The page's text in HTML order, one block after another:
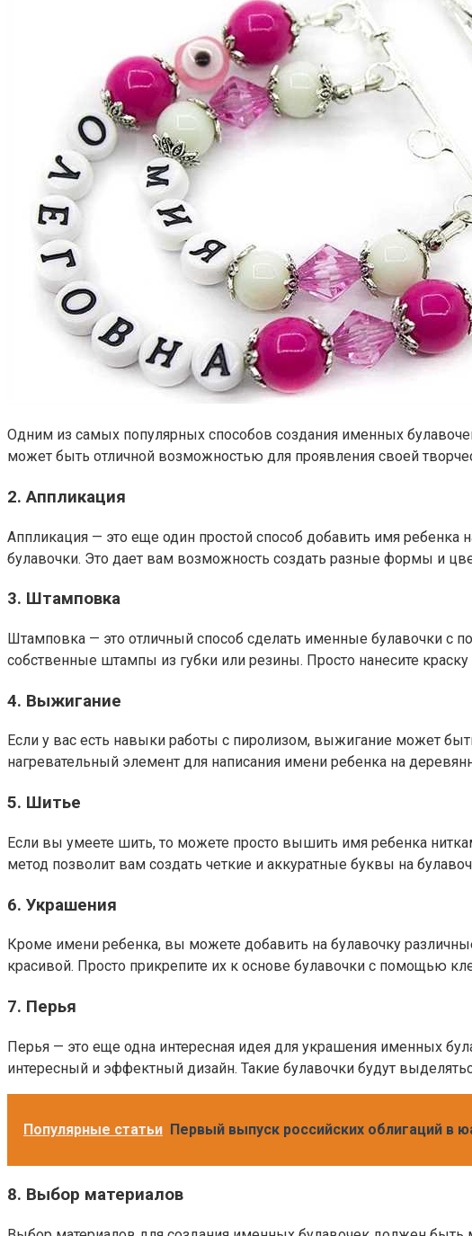
Одним из самых популярных способов создания именных
может быть отличной возможностью для проявления своей
2. Аппликация
Аппликация — это еще один простой способ добавить имя ребенка
булавочки. Это дает вам возможность создать разные формы и
3. Штамповка
Штамповка — это отличный способ сделать именные булавочки
собственные штампы из губки или резины. Просто нанесите
4. Выжигание
Если у вас есть навыки работы с пиролизом, выжигание может
нагревательный элемент для написания имени ребенка на
5. Шитье
Если вы умеете шить, то можете просто вышить имя ребенка
метод позволит вам создать четкие и аккуратные буквы на
6. Украшения
Кроме имени ребенка, вы можете добавить на булавочку
красивой. Просто прикрепите их к основе булавочки с помощью
7. Перья
Перья — это еще одна интересная идея для украшения именных
интересный и эффектный дизайн. Такие булавочки будут
Популярные статьи Первый выпуск российских облигаций в
8. Выбор материалов